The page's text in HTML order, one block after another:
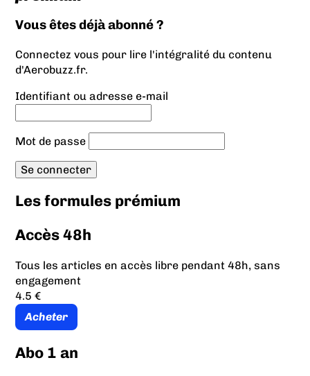
Vous êtes déjà abonné ?
Connectez vous pour lire l'intégralité du contenu
d'Aerobuzz.fr.
Identifiant ou adresse e-mail
Mot de passe
Les formules prémium
Accès 48h
Tous les articles en accès libre pendant 48h, sans
engagement
4.5 €
Acheter
Abo 1 an